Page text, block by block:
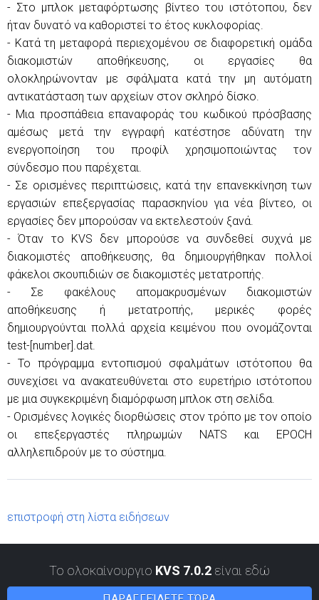
- Στο μπλοκ μεταφόρτωσης βίντεο του ιστότοπου, δεν
ήταν δυνατό να καθοριστεί το έτος κυκλοφορίας.
- Κατά τη μεταφορά περιεχομένου σε διαφορετική ομάδα
διακομιστών αποθήκευσης, οι εργασίες θα
ολοκληρώνονταν με σφάλματα κατά την μη αυτόματη
αντικατάσταση των αρχείων στον σκληρό δίσκο.
- Μια προσπάθεια επαναφοράς του κωδικού πρόσβασης
αμέσως μετά την εγγραφή κατέστησε αδύνατη την
ενεργοποίηση του προφίλ χρησιμοποιώντας τον
σύνδεσμο που παρέχεται.
- Σε ορισμένες περιπτώσεις, κατά την επανεκκίνηση των
εργασιών επεξεργασίας παρασκηνίου για νέα βίντεο, οι
εργασίες δεν μπορούσαν να εκτελεστούν ξανά.
- Όταν το KVS δεν μπορούσε να συνδεθεί συχνά με
διακομιστές αποθήκευσης, θα δημιουργήθηκαν πολλοί
φάκελοι σκουπιδιών σε διακομιστές μετατροπής.
- Σε φακέλους απομακρυσμένων διακομιστών
αποθήκευσης ή μετατροπής, μερικές φορές
δημιουργούνται πολλά αρχεία κειμένου που ονομάζονται
test-[number].dat.
- Το πρόγραμμα εντοπισμού σφαλμάτων ιστότοπου θα
συνεχίσει να ανακατευθύνεται στο ευρετήριο ιστότοπου
με μια συγκεκριμένη διαμόρφωση μπλοκ στη σελίδα.
- Ορισμένες λογικές διορθώσεις στον τρόπο με τον οποίο
οι επεξεργαστές πληρωμών NATS και EPOCH
αλληλεπιδρούν με το σύστημα.
επιστροφή στη λίστα ειδήσεων
Το ολοκαίνουργιο KVS 7.0.2 είναι εδώ